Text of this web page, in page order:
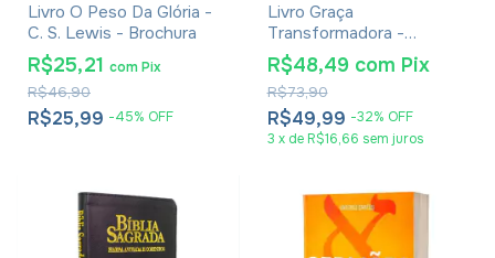
Livro O Peso Da Glória -
C. S. Lewis - Brochura
R$25,99 -45% OFF
R$46,90
R$25,21 comPix
Livro Graça
Transformadora -
Luciano Subirá
R$49,99 -32% OFF
R$73,90
R$48,49 com Pix
3 x de R$16,66 sem juros